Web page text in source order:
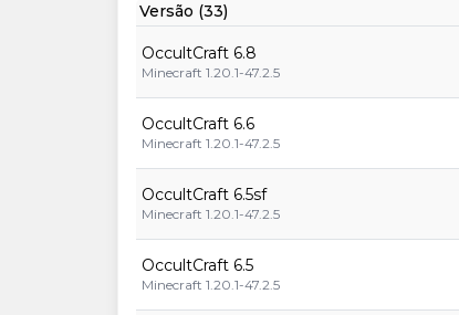
Versão (33)
OccultCraft 6.8
Minecraft 1.20.1-47.2.5
OccultCraft 6.6
Minecraft 1.20.1-47.2.5
OccultCraft 6.5sf
Minecraft 1.20.1-47.2.5
OccultCraft 6.5
Minecraft 1.20.1-47.2.5